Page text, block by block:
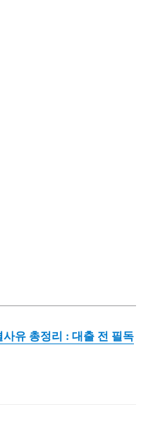
유 총정리 : 대출 전 필독